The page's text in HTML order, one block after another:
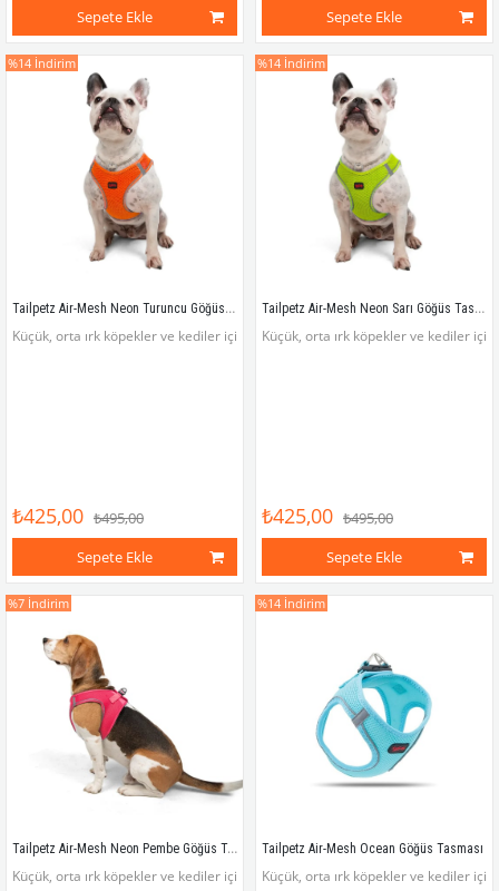
Sepete Ekle
Sepete Ekle
Tailpetz Air-Mesh Neon Turuncu Göğüs Tasması
Küçük, orta ırk köpekler ve kediler için hafif, rahat, dayanıklı ve göz alıcı
₺425,00 ₺495,00
Sepete Ekle
%14 İndirim
Tailpetz Air-Mesh Neon Sarı Göğüs Tasması
Küçük, orta ırk köpekler ve kediler
₺425,00 ₺495,00
Sepete Ekle
%14 İndirim
Tailpetz Air-Mesh Neon Pembe Göğüs Tasması
Küçük, orta ırk köpekler ve kediler için hafif, rahat, dayanıklı ve göz alıcı
%7 İndirim
Tailpetz Air-Mesh Ocean Göğüs Tasması
Küçük, orta ırk köpekler ve kediler
%14 İndirim